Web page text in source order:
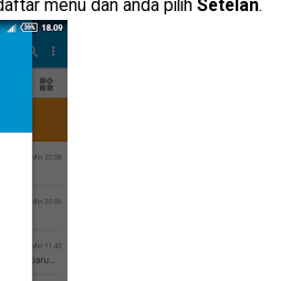
menu dan anda pilih Setelan.